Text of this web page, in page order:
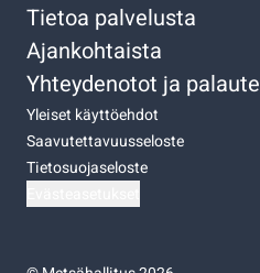
Tietoa palvelusta
Ajankohtaista
Yhteydenotot ja palaute
Yleiset käyttöehdot
Saavutettavuusseloste
Tietosuojaseloste